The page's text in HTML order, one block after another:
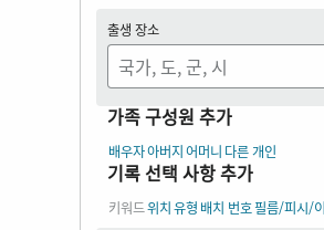
출생 장소
가족 구성원 추가
배우자아버지어머니 다른 개인
기록 선택 사항 추가
키워드위치유형 배치 번호필름/피시/